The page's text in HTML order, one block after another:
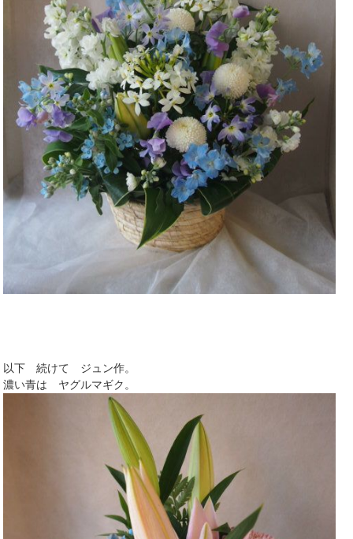
以下 続けて ジュン作。
濃い青は ヤグルマギク。